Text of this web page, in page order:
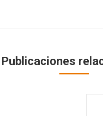
Publicaciones